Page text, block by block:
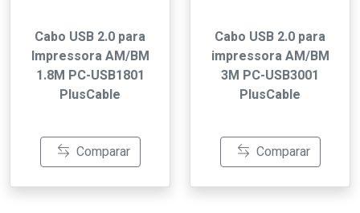
Cabo USB 2.0 para
Impressora AM/BM
1.8M PC-USB1801
PlusCable
Comparar
Cabo USB 2.0 para
impressora AM/BM
3M PC-USB3001
PlusCable
Comparar